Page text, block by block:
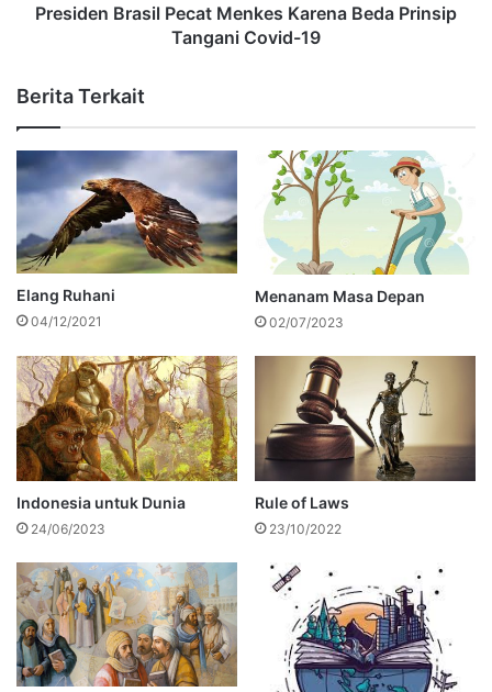
Presiden Brasil Pecat Menkes Karena Beda Prinsip
Tangani Covid-19
Berita Terkait
Elang Ruhani
04/12/2021
Menanam Masa Depan
02/07/2023
Indonesia untuk Dunia
24/06/2023
Rule of Laws
23/10/2022